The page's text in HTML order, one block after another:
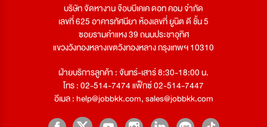
บริษัท จัดหางาน จ๊อบบีเคเค ดอท คอม จำกัด
เลขที่ 625 อาคารทัศนียา ห้องเลขที่ ยูนิต ดี ชั้น 5
ซอยรามคำแหง 39 ถนนประชาอุทิศ
แขวงวังทองหลางเขตวังทองหลาง กรุงเทพฯ 10310
ฝ่ายบริการลูกค้า : จันทร์-เสาร์ 8:30-18:00 น.
โทร : 02-514-7474 แฟ็กซ์ 02-514-7447
อีเมล :help@jobbkk.com,sales@jobbkk.com